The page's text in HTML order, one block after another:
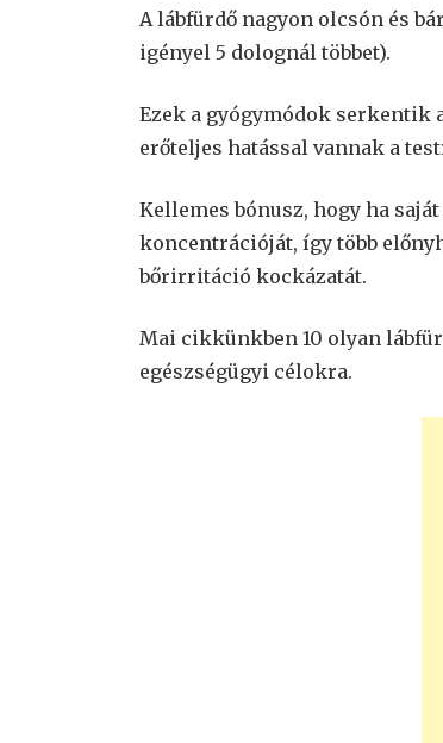
A lábfürdő nagyon olcsón és
igényel 5 dolognál többet).
Ezek a gyógymódok serkentik
erőteljes hatással vannak a
Kellemes bónusz, hogy ha
koncentrációját, így több
bőrirritáció kockázatát.
Mai cikkünkben 10 olyan
egészségügyi célokra.